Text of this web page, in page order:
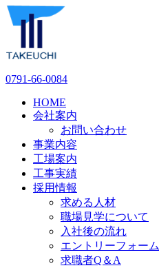
0791-66-0084
HOME
会社案内
お問い合わせ
事業内容
工場案内
工事実績
採用情報
求める人材
職場見学について
入社後の流れ
エントリーフォーム
求職者Q＆A